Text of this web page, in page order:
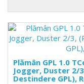
Plămân GPL 1.0
Jogger, Duster 2/
Destindere GPL),